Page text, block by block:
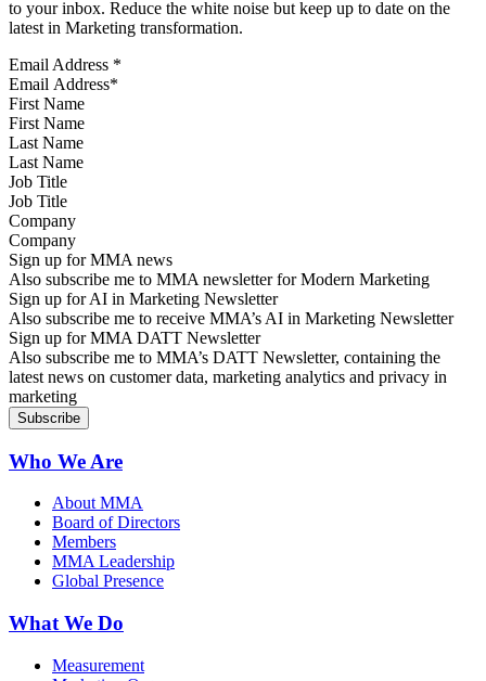
to your inbox. Reduce the white noise but keep up to date on the
latest in Marketing transformation.
Email Address *
First Name
Last Name
Job Title
Company
Sign up for MMA news
Also subscribe me to MMA newsletter for Modern Marketing
Sign up for AI in Marketing Newsletter
Also subscribe me to receive MMA’s AI in Marketing Newsletter
Sign up for MMA DATT Newsletter
Also subscribe me to MMA’s DATT Newsletter, containing the
latest news on customer data, marketing analytics and privacy in
marketing
Who We Are
About MMA
Board of Directors
Members
MMA Leadership
Global Presence
What We Do
Measurement